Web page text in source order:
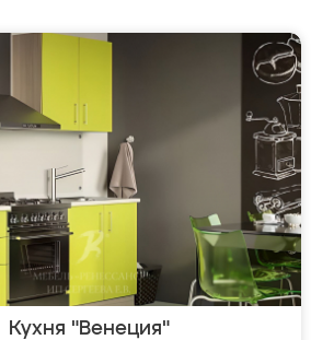
Кухня "Венеция"